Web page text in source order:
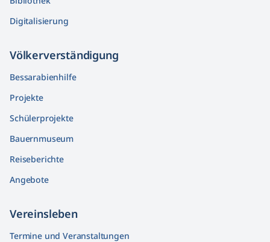
Digitalisierung
Völkerver­ständigung
Bessarabienhilfe
Projekte
Schülerprojekte
Bauernmuseum
Reiseberichte
Angebote
Vereinsleben
Termine und Veranstaltungen